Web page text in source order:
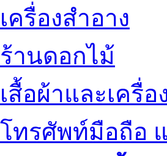
เครื่องสำอาง
ร้านดอกไม้
เสื้อผ้าและเครื่อ
โทรศัพท์มือถือ